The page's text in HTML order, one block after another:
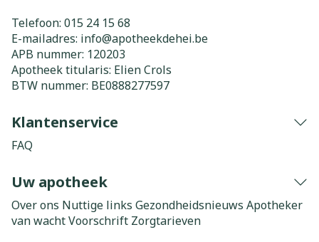
Telefoon: 015 24 15 68
E-mailadres: info@apotheekdehei.be
APB nummer: 120203
Apotheek titularis: Elien Crols
BTW nummer: BE0888277597
Klantenservice
FAQ
Uw apotheek
Over ons Nuttige links Gezondheidsnieuws Apotheker
van wachtVoorschrift Zorgtarieven